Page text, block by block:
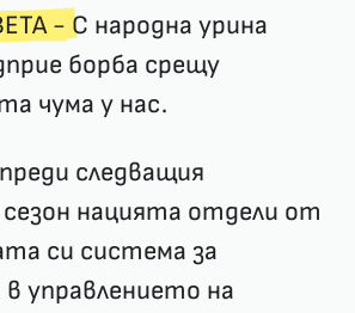
- С народна урина
борба срещу
чума у нас.
следващия
нацията отдели от
си система за
управлението на